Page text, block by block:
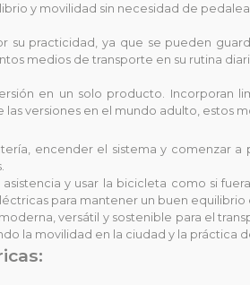
y movilidad sin necesidad de
su practicidad, ya que se pueden
medios de transporte en su rutina
en un solo producto. Incorporan
versiones en el mundo adulto, estos
encender el sistema y comenzar
y usar la bicicleta como si
para mantener un buen equilibrio
versátil y sostenible para el
la movilidad en la ciudad y la práctica